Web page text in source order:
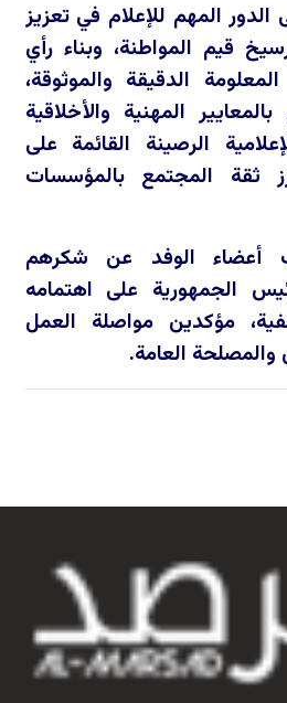
الدور المهم للإعلام في تعزيز
قيم المواطنة، وبناء رأي
الدقيقة والموثوقة،
المهنية والأخلاقية
الرصينة القائمة على
ثقة المجتمع بالمؤسسات
أعضاء الوفد عن شكرهم
الجمهورية على اهتمامه
مؤكدين مواصلة العمل
العامة.